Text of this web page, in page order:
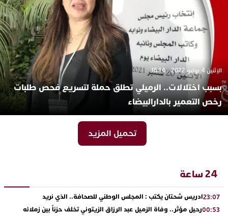
الإثنين 4 يوليو 2022 - 16:14
بسبب اختلالات.. الرميلي تطلق حملة لتسريع فحص طلبات
رخص التعمير بالدارالبيضاء
تحميل المزيد
24 ساعة
23:07ادريس شحتان يكتب : المجلس الوطني للصحافة.. الذي نريد
00:53رحيل مؤثر.. وفاة الزميل عبد الرزاق الزيتوني تخلف حزناً بين زملائه